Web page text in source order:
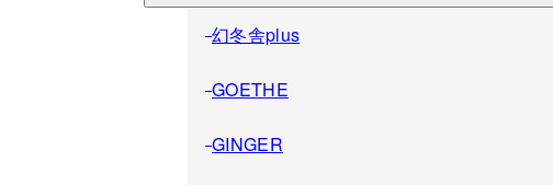
幻冬舎plus
GOETHE
GINGER